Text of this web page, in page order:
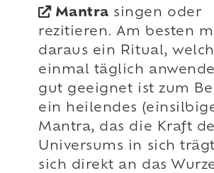
Mantra singen oder
rezitieren. Am besten
daraus ein Ritual,
einmal täglich
gut geeignet ist zum
ein heilendes
Mantra, das die Kraft
Universums in sich
sich direkt an das